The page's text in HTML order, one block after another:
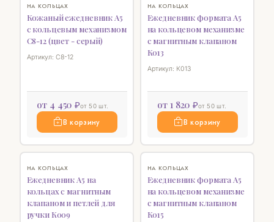
НА КОЛЬЦАХ
Кожаный ежедневник А5
с кольцевым механизмом
C8-12 (цвет - серый)
Артикул: C8-12
от 4 450 ₽от 50 шт.
В корзину
НА КОЛЬЦАХ
Ежедневник формата А5
на кольцевом механизме
с магнитным клапаном
К013
Артикул: К013
от 1 820 ₽от 50 шт.
В корзину
НА КОЛЬЦАХ
Ежедневник А5 на
кольцах с магнитным
клапаном и петлей для
ручки К009
НА КОЛЬЦАХ
Ежедневник формата А5
на кольцевом механизме
с магнитным клапаном
К015